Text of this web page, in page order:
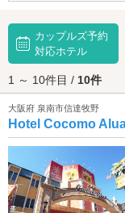
200軒近くのショップが
グルメやカフェなど一
んくう公園」がおすすめ
15メートルのアスレチ
エリア、バーベキュー
マルシェ（市場）、気
ります。アウトドア派
てみてくださいね。デ
エリアのラブホテルは
ホテルを予約しておけ
ラブルを回避できるで
あります♪さっそくラブ
カップルズ予約
対応ホテル
1 ～ 10件目 / 10件
大阪府 泉南市信達牧野
Hotel Cocomo